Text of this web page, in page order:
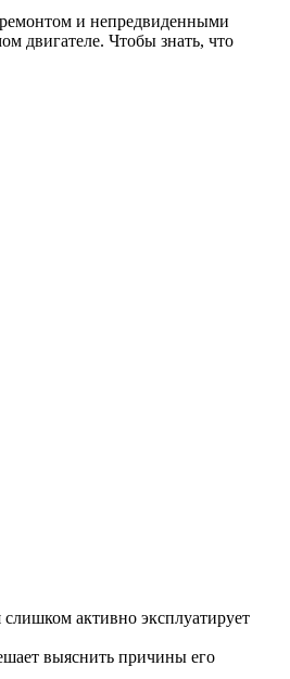
ремонтом и непредвиденными
двигателе. Чтобы знать, что
активно эксплуатирует
выяснить причины его